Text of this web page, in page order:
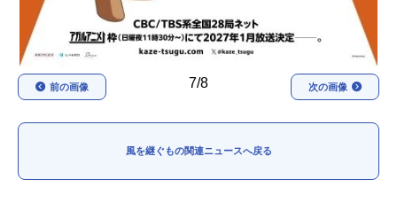
7/8
前の画像 次の画像
風を継ぐもの関連ニュースへ戻る